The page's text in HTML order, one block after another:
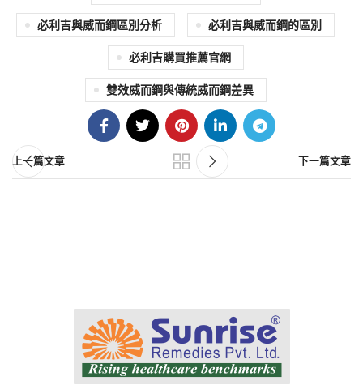
必利吉與威而鋼區別分析 必利吉與威而鋼的區別
必利吉購買推薦官網
雙效威而鋼與傳統威而鋼差異
上一篇文章 下一篇文章